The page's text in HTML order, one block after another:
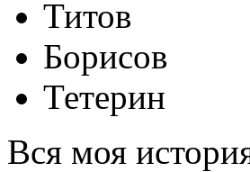
Титов
Борисов
Тетерин
Вся моя